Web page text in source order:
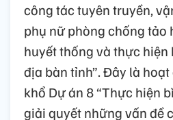
công tác tuyên truyền,
phụ nữ phòng chống tảo
huyết thống và thực
địa bàn tỉnh”. Đây là
khổ Dự án 8 “Thực hiện
giải quyết những vấn đề